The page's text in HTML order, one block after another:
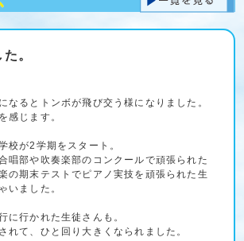
。
なるとトンボが飛び交う様になりました。
感じます。
校が2学期をスタート。
唱部や吹奏楽部のコンクールで頑張られた
の期末テストでピアノ実技を頑張られた生
いました。
に行かれた生徒さんも。
れて、ひと回り大きくなられました。